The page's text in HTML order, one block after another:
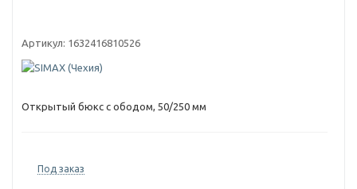
Артикул: 1632416810526
Открытый бюкс с ободом, 50/250 мм
Под заказ